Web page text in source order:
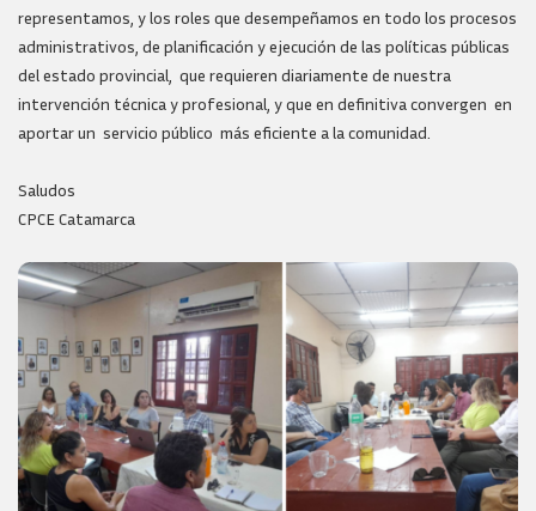
representamos, y los roles que desempeñamos en todo los procesos
administrativos, de planificación y ejecución de las políticas públicas
del estado provincial, que requieren diariamente de nuestra
intervención técnica y profesional, y que en definitiva convergen en
aportar un servicio público más eficiente a la comunidad.
Saludos
CPCE Catamarca